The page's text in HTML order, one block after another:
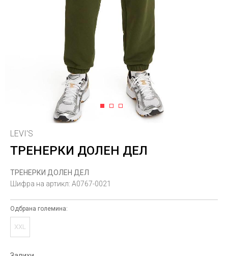
1 2 3
LEVI'S
ТРЕНЕРКИ ДОЛЕН ДЕЛ
ТРЕНЕРКИ ДОЛЕН ДЕЛ
Шифра на артикл: A0767-0021
Одбрана големина:
XXL